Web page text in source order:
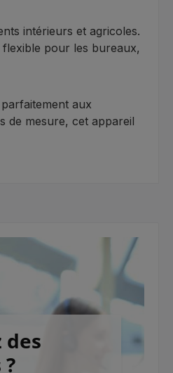
intérieurs et agricoles.
pour les bureaux,
aux
de mesure, cet appareil
des